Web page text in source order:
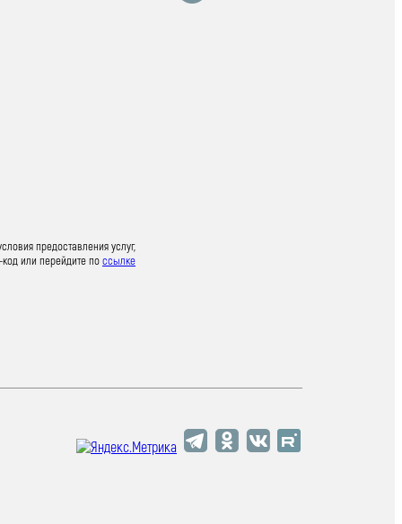
предоставления услуг,
код или перейдите поссылке